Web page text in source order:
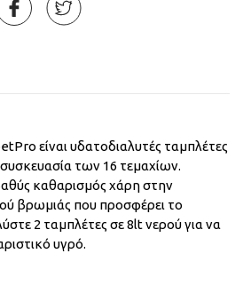
είναι υδατοδιαλυτές ταμπλέτες
των 16 τεμαχίων.
καθαρισμός χάρη στην
βρωμιάς που προσφέρει το
2 ταμπλέτες σε 8lt νερού για να
υγρό.